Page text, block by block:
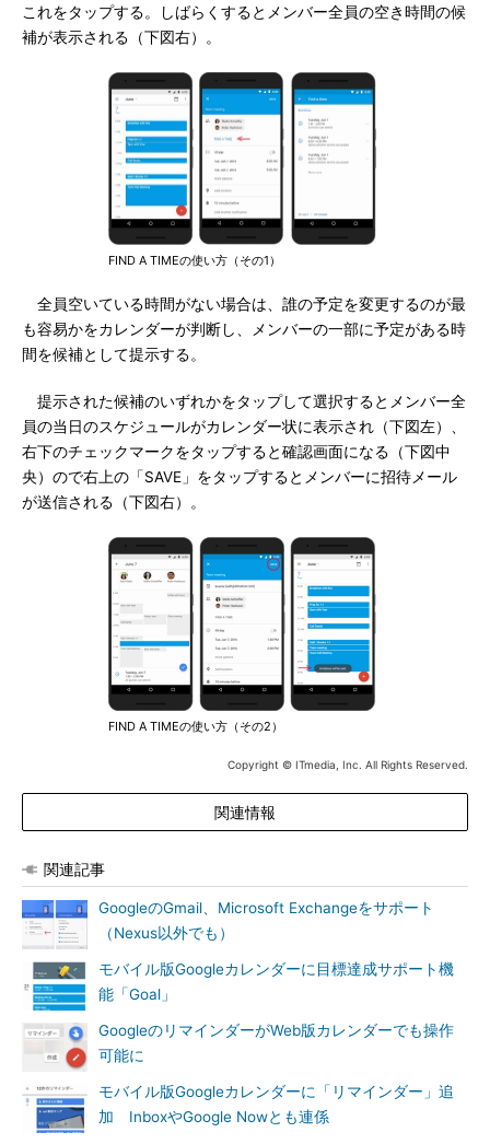
これをタップする。しばらくするとメンバー全員の空き時間の候
補が表示される（下図右）。
FIND A TIMEの使い方（その1）
全員空いている時間がない場合は、誰の予定を変更するのが最
も容易かをカレンダーが判断し、メンバーの一部に予定がある時
間を候補として提示する。
提示された候補のいずれかをタップして選択するとメンバー全
員の当日のスケジュールがカレンダー状に表示され（下図左）、
右下のチェックマークをタップすると確認画面になる（下図中
央）ので右上の「SAVE」をタップするとメンバーに招待メール
が送信される（下図右）。
FIND A TIMEの使い方（その2）
Copyright © ITmedia, Inc. All Rights Reserved.
関連情報
関連記事
GoogleのGmail、Microsoft Exchangeをサポート
（Nexus以外でも）
モバイル版Googleカレンダーに目標達成サポート機
能「Goal」
GoogleのリマインダーがWeb版カレンダーでも操作
可能に
モバイル版Googleカレンダーに「リマインダー」追
加 InboxやGoogle Nowとも連係